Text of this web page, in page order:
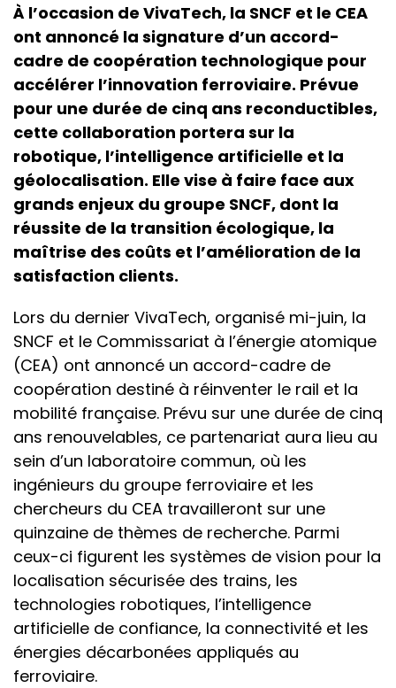
À l’occasion de VivaTech, la SNCF et le CEA
ont annoncé la signature d’un accord-
cadre de coopération technologique pour
accélérer l’innovation ferroviaire. Prévue
pour une durée de cinq ans reconductibles,
cette collaboration portera sur la
robotique, l’intelligence artificielle et la
géolocalisation. Elle vise à faire face aux
grands enjeux du groupe SNCF, dont la
réussite de la transition écologique, la
maîtrise des coûts et l’amélioration de la
satisfaction clients.
Lors du dernier VivaTech, organisé mi-juin, la
SNCF et le Commissariat à l’énergie atomique
(CEA) ont annoncé un accord-cadre de
coopération destiné à réinventer le rail et la
mobilité française. Prévu sur une durée de cinq
ans renouvelables, ce partenariat aura lieu au
sein d’un laboratoire commun, où les
ingénieurs du groupe ferroviaire et les
chercheurs du CEA travailleront sur une
quinzaine de thèmes de recherche. Parmi
ceux-ci figurent les systèmes de vision pour la
localisation sécurisée des trains, les
technologies robotiques, l’intelligence
artificielle de confiance, la connectivité et les
énergies décarbonées appliqués au
ferroviaire.